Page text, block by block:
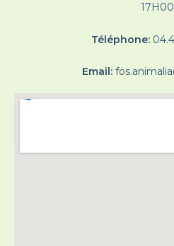
17H00
Téléphone:
Email: